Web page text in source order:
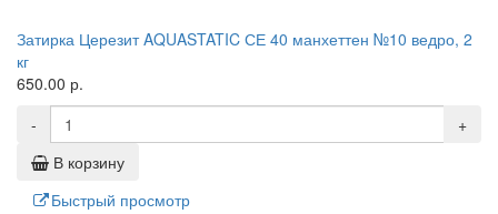
Затирка Церезит AQUASTATIC СЕ 40 манхеттен №10 ведро, 2
кг
650.00 р.
-
+
В корзину
Быстрый просмотр